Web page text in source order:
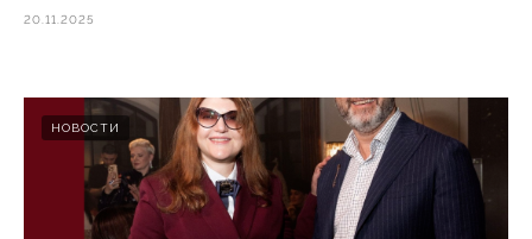
20.11.2025
НОВОСТИ